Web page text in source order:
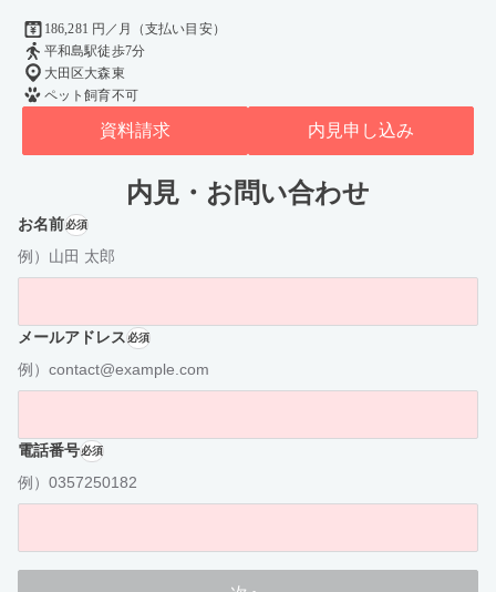
186,281 円／月（支払い目安）
平和島駅徒歩7分
大田区大森東
ペット飼育不可
資料請求 内見申し込み
内見・お問い合わせ
お名前必須
例）山田 太郎
メールアドレス必須
例）contact@example.com
電話番号必須
例）0357250182